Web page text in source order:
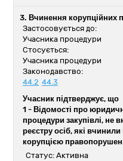
3. Вчинення корупційних
Застосовується до:
Учасника процедури
Стосується:
Учасника процедури
Законодавство:
44.2 44.3
Учасник підтверджує, що
1 - Відомості про
процедури закупівлі, не
реєстру осіб, які
корупцією
Статус: Активна